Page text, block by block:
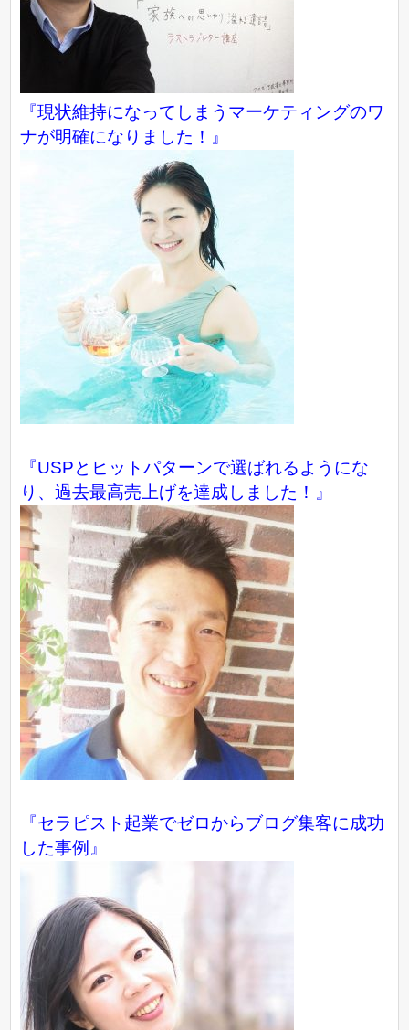
『現状維持になってしまうマーケティングのワ
ナが明確になりました！』
『USPとヒットパターンで選ばれるようにな
り、過去最高売上げを達成しました！』
『セラピスト起業でゼロからブログ集客に成功
した事例 』